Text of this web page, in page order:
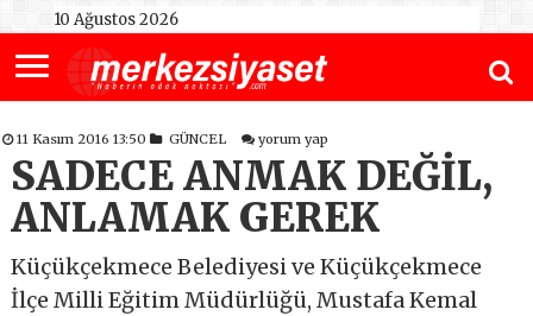
10 Ağustos 2026
11 Kasım 2016 13:50 GÜNCEL yorum yap
SADECE ANMAK DEĞİL,
ANLAMAK GEREK
Küçükçekmece Belediyesi ve Küçükçekmece
İlçe Milli Eğitim Müdürlüğü, Mustafa Kemal